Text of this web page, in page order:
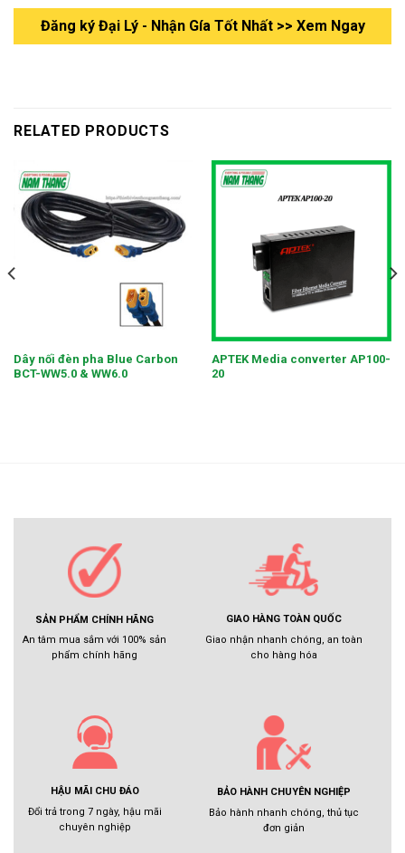
Đăng ký Đại Lý - Nhận Gía Tốt Nhất >> Xem Ngay
RELATED PRODUCTS
Dây nối đèn pha Blue Carbon
BCT-WW5.0 & WW6.0
APTEK Media converter AP100-
20
SẢN PHẨM CHÍNH HÃNG
An tâm mua sắm với 100% sản
phẩm chính hãng
GIAO HÀNG TOÀN QUỐC
Giao nhận nhanh chóng, an toàn
cho hàng hóa
HẬU MÃI CHU ĐÁO
Đổi trả trong 7 ngày, hậu mãi
chuyên nghiệp
BẢO HÀNH CHUYÊN NGHIỆP
Bảo hành nhanh chóng, thủ tục
đơn giản